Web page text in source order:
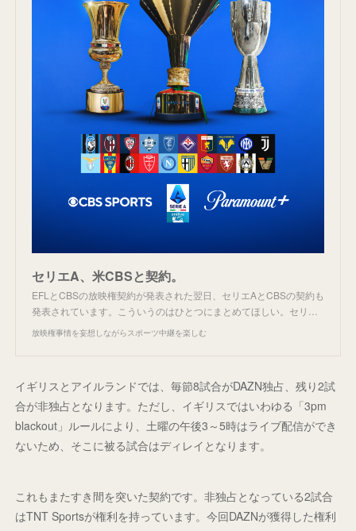
セリエA、米CBSと契約。
EFLとCBSの放映権契約が発表された翌日、セリエAとCBSの契約も
発表されています。こういうのはひとつにまとめてほしい。セリ…
放映権事情を妄想しながらスポーツ中継を楽しむ
イギリスとアイルランドでは、毎節8試合がDAZN独占、残り2試
合が非独占となります。ただし、イギリスではいわゆる「3pm
blackout」ルールにより、土曜の午後3～5時はライブ配信ができ
ないため、そこに被る試合はディレイとなります。
これもまたすき間を突いた契約です。非独占となっている2試合
はTNT Sportsが権利を持っています。今回DAZNが獲得した権利